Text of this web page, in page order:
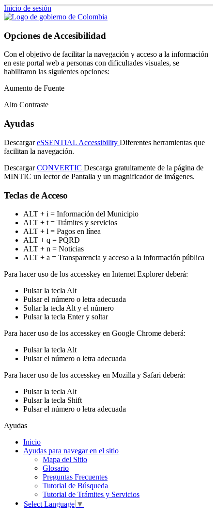
Inicio de sesión
Opciones de Accesibilidad
Con el objetivo de facilitar la navegación y acceso a la información
en este portal web a personas con dificultades visuales, se
habilitaron las siguientes opciones:
Aumento de Fuente
Alto Contraste
Ayudas
DescargareSSENTIAL Accessibility Diferentes herramientas que
facilitan la navegación.
DescargarCONVERTIC Descarga gratuitamente de la página de
MINTIC un lector de Pantalla y un magnificador de imágenes.
Teclas de Acceso
ALT + i = Información del Municipio
ALT + t = Trámites y servicios
ALT + l = Pagos en línea
ALT + q = PQRD
ALT + n = Noticias
ALT + a = Transparencia y acceso a la información pública
Para hacer uso de los accesskey en Internet Explorer deberá:
Pulsar la tecla Alt
Pulsar el número o letra adecuada
Soltar la tecla Alt y el número
Pulsar la tecla Enter y soltar
Para hacer uso de los accesskey en Google Chrome deberá:
Pulsar la tecla Alt
Pulsar el número o letra adecuada
Para hacer uso de los accesskey en Mozilla y Safari deberá:
Pulsar la tecla Alt
Pulsar la tecla Shift
Pulsar el número o letra adecuada
Ayudas
Inicio
Ayudas para navegar en el sitio
Mapa del Sitio
Glosario
Preguntas Frecuentes
Tutorial de Búsqueda
Tutorial de Trámites y Servicios
Select Language ▼